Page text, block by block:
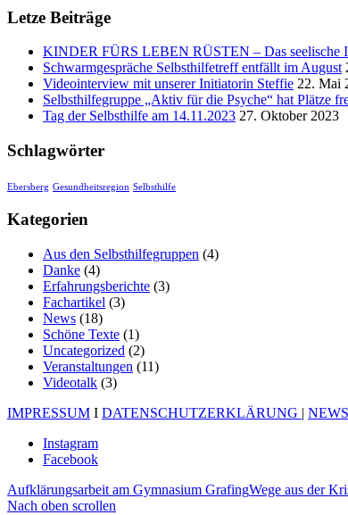
Letze Beiträge
KINDER FÜRS LEBEN RÜSTEN – Das seelische
Schwarmgespräche Selbsthilfetreff entfällt im August
Videointerview mit unserer Initiatorin Steffie 22. Mai
Selbsthilfegruppe „Aktiv für die Psyche“ hat Plätze
Tag der Selbsthilfe am 14.11.2023 27. Oktober 2023
Schlagwörter
Ebersberg Gesundheitsregion Selbsthilfe
Kategorien
Aus den Selbsthilfegruppen (4)
Danke (4)
Erfahrungsberichte (3)
Fachartikel (3)
News (18)
Schöne Texte (1)
Uncategorized (2)
Veranstaltungen (11)
Videotalk (3)
IMPRESSUM I DATENSCHUTZERKLÄRUNG |
Instagram
Facebook
Aufklärungsarbeit am Gymnasium GrafingWege aus der
Nach oben scrollen